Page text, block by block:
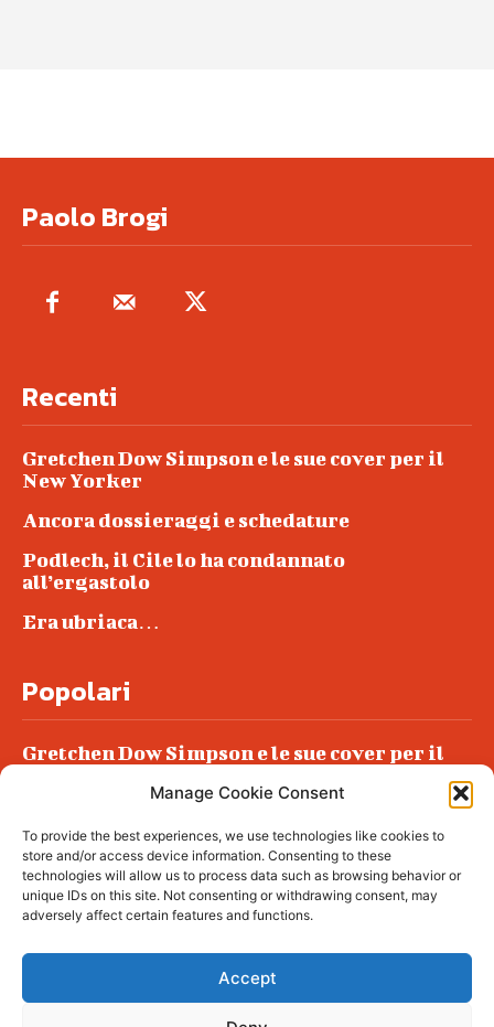
Manage Cookie Consent
To provide the best experiences, we use technologies like cookies to
store and/or access device information. Consenting to these
technologies will allow us to process data such as browsing behavior or
unique IDs on this site. Not consenting or withdrawing consent, may
adversely affect certain features and functions.
Accept
Paolo Brogi
Recenti
Gretchen Dow Simpson e le sue cover per il
New Yorker
Ancora dossieraggi e schedature
Podlech, il Cile lo ha condannato
all’ergastolo
Era ubriaca…
Popolari
Gretchen Dow Simpson e le sue cover per il
Podlech, il Cile lo ha condannato
all’ergastolo
Era ubriaca…